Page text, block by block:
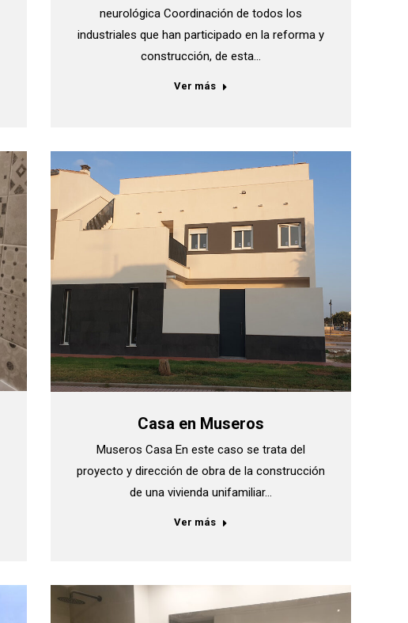
neurológica Coordinación de todos los
industriales que han participado en la reforma y
construcción, de esta…
Ver más
Casa en Museros
Museros Casa En este caso se trata del
proyecto y dirección de obra de la construcción
de una vivienda unifamiliar…
Ver más